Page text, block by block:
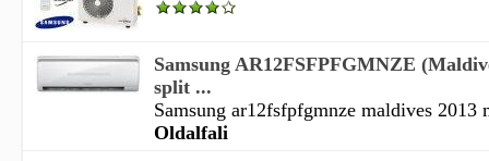
Samsung AR12FSFPFGMNZE
split ...
Samsung ar12fsfpfgmnze maldives
Oldalfali